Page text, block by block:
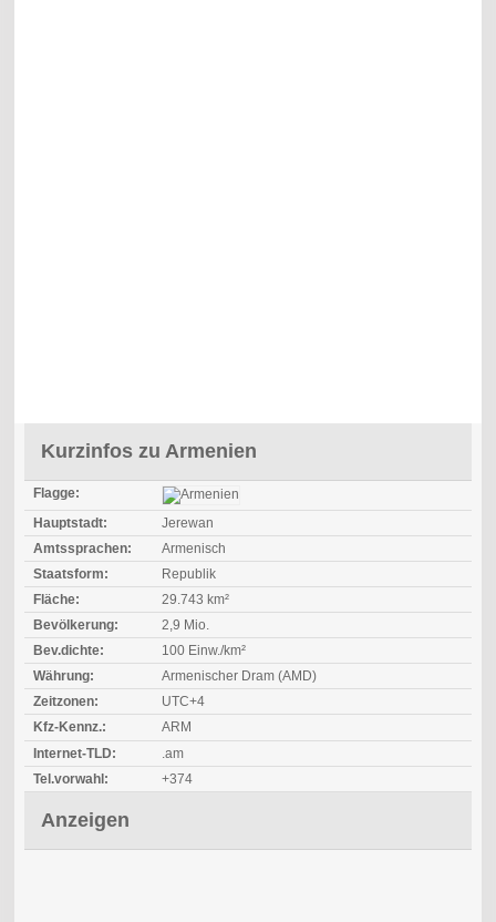
Kurzinfos zu Armenien
Flagge:
Hauptstadt:
Jerewan
Amtssprachen:
Armenisch
Staatsform:
Republik
Fläche:
29.743 km²
Bevölkerung:
2,9 Mio.
Bev.dichte:
100 Einw./km²
Währung:
Armenischer Dram (AMD)
Zeitzonen:
UTC+4
Kfz-Kennz.:
ARM
Internet-TLD:
.am
Tel.vorwahl:
+374
Anzeigen